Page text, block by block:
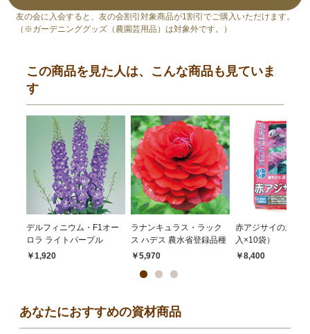
友の会に入会すると、友の会割引対象商品が1割引でご購入いただけます。
（※ガーデニンググッズ（農園芸用品）は対象外です。）
この商品を見た人は、こんな商品も見ていま
す
デルフィニウム・F1オー
ロラ ライトパープル
￥1,920
ラナンキュラス・ラック
ス ハデス 農水省登録品種
￥5,970
赤アジサイの土 1
入×10袋）
￥8,400
あなたにおすすめの資材商品